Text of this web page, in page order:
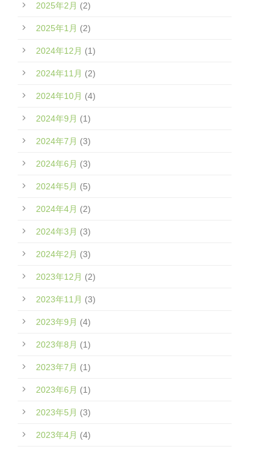
2025年2月 (2)
2025年1月 (2)
2024年12月 (1)
2024年11月 (2)
2024年10月 (4)
2024年9月 (1)
2024年7月 (3)
2024年6月 (3)
2024年5月 (5)
2024年4月 (2)
2024年3月 (3)
2024年2月 (3)
2023年12月 (2)
2023年11月 (3)
2023年9月 (4)
2023年8月 (1)
2023年7月 (1)
2023年6月 (1)
2023年5月 (3)
2023年4月 (4)